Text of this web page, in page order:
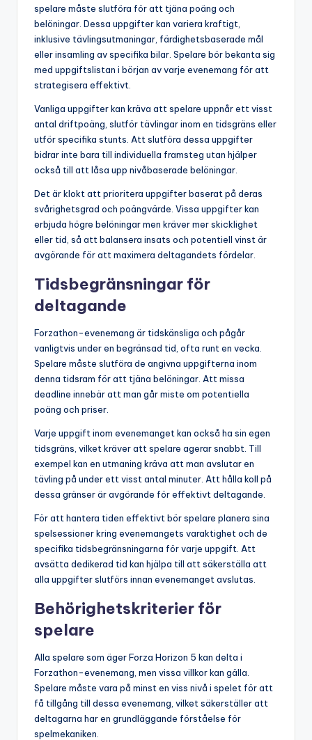
spelare måste slutföra för att tjäna poäng och
belöningar. Dessa uppgifter kan variera kraftigt,
inklusive tävlingsutmaningar, färdighetsbaserade mål
eller insamling av specifika bilar. Spelare bör bekanta sig
med uppgiftslistan i början av varje evenemang för att
strategisera effektivt.
Vanliga uppgifter kan kräva att spelare uppnår ett visst
antal driftpoäng, slutför tävlingar inom en tidsgräns eller
utför specifika stunts. Att slutföra dessa uppgifter
bidrar inte bara till individuella framsteg utan hjälper
också till att låsa upp nivåbaserade belöningar.
Det är klokt att prioritera uppgifter baserat på deras
svårighetsgrad och poängvärde. Vissa uppgifter kan
erbjuda högre belöningar men kräver mer skicklighet
eller tid, så att balansera insats och potentiell vinst är
avgörande för att maximera deltagandets fördelar.
Tidsbegränsningar för
deltagande
Forzathon-evenemang är tidskänsliga och pågår
vanligtvis under en begränsad tid, ofta runt en vecka.
Spelare måste slutföra de angivna uppgifterna inom
denna tidsram för att tjäna belöningar. Att missa
deadline innebär att man går miste om potentiella
poäng och priser.
Varje uppgift inom evenemanget kan också ha sin egen
tidsgräns, vilket kräver att spelare agerar snabbt. Till
exempel kan en utmaning kräva att man avslutar en
tävling på under ett visst antal minuter. Att hålla koll på
dessa gränser är avgörande för effektivt deltagande.
För att hantera tiden effektivt bör spelare planera sina
spelsessioner kring evenemangets varaktighet och de
specifika tidsbegränsningarna för varje uppgift. Att
avsätta dedikerad tid kan hjälpa till att säkerställa att
alla uppgifter slutförs innan evenemanget avslutas.
Behörighetskriterier för
spelare
Alla spelare som äger Forza Horizon 5 kan delta i
Forzathon-evenemang, men vissa villkor kan gälla.
Spelare måste vara på minst en viss nivå i spelet för att
få tillgång till dessa evenemang, vilket säkerställer att
deltagarna har en grundläggande förståelse för
spelmekaniken.